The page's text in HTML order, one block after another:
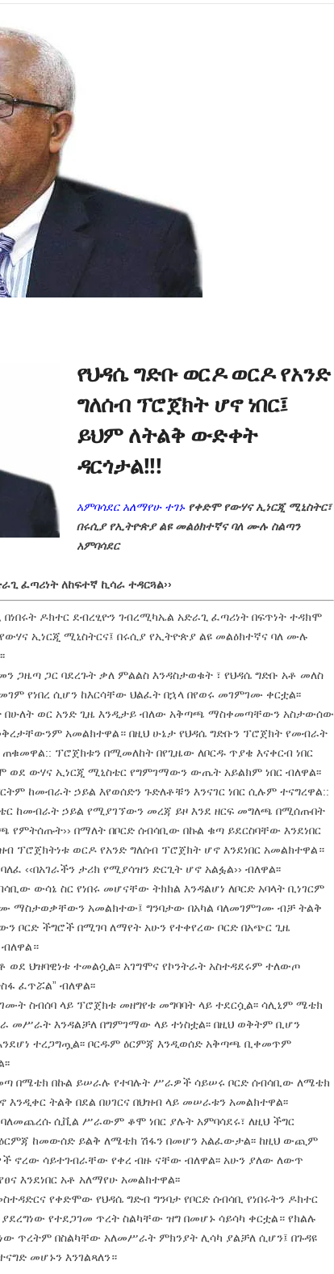
የህዳሴ ግድቡ ወርዶ ወርዶ የአንድ
ግለሰብ ፕሮጀክት ሆኖ ነበር፤
ይህም ለትልቅ ውድቀት
ዳርጎታል!!!
አምባሳደር አለማየሁ ተገኑ የቀድሞ የውሃና ኢነርጂ ሚኒስትር፣
በሩሲያ የኢትዮጵያ ልዩ መልዕክተኛና ባለ ሙሉ ስልጣን
አምባሳደር
ፈጣሪነት ለከፍተኛ ኪሳራ ተዳርጓል››
በነበሩት ዶክተር ደብረፂዮን ገብረሚካኤል አድራጊ ፈጣሪነት በፍጥነት ተዳክሞ
ኢነርጂ ሚኒስትርና፤ በሩሲያ የኢትዮጵያ ልዩ መልዕክተኛና ባለ ሙሉ
ጋዜጣ ጋር ባደረጉት ቃለ ምልልስ እንዳስታወቁት ፣ የህዳሴ ግድቡ አቶ መለስ
የነበረ ሲሆን ከእርሳቸው ህልፈት በኋላ በየወሩ መገምገሙ ቀርቷል፡፡
በሁለት ወር አንድ ጊዜ እንዲታይ ብለው አቅጣጫ ማስቀመጣቸውን አስታውሰው
አመልክተዋል። በዚህ ሁኔታ የህዳሴ ግድቡን ፕሮጀክት የመብራት
ፕሮጀክቱን በሚመለከት በየጊዜው ለቦርዱ ጥያቄ እናቀርብ ነበር
ወደ ውሃና ኢነርጂ ሚኒስቴር የግምገማውን ውጤት አይልክም ነበር ብለዋል፡፡
ከመብራት ኃይል እየወሰድን ጉድለቶቹን እንናገር ነበር ሲሉም ተናግረዋል::
ከመብራት ኃይል የሚያገኘውን መረጃ ይዞ እንደ ዘርፍ መግለጫ በሚሰጡበት
የምትሰጡት›› በማለት በቦርድ ሰብሳቢው በኩል ቁጣ ይደርስባቸው እንደነበር
ፕሮጀክትነቱ ወርዶ የአንድ ግለሰብ ፕሮጀክት ሆኖ እንደነበር አመልክተዋል።
‹‹በአገራችን ታሪክ የሚያሳዝን ድርጊት ሆኖ አልፏል›› ብለዋል፡፡
ውሳኔ ስር የነበሩ መሆናቸው ትክክል እንዳልሆነ ለቦርድ አባላት ቢነገርም
ማስታወቃቸውን አመልክተው፤ ግንባታው በአካል ባለመገምገሙ ብቻ ትልቅ
ቦርድ ችግሮች በሚገባ ለማየት አሁን የተቀየረው ቦርድ በአጭር ጊዜ
ወደ ህዝባዊነቱ ተመልሷል፡፡ አገግሞና የኮንትራት አስተዳደሩም ተለውጦ
ፈጥሯል” ብለዋል፡፡
ስብሰባ ላይ ፕሮጀክቱ መዘግየቱ መግባባት ላይ ተደርሷል፡፡ ሳሊኒም ሜቴክ
እንዳልቻለ በግምገማው ላይ ተነስቷል፡፡ በዚህ ወቅትም ቢሆን
ተረጋግጧል፡፡ ቦርዱም ዕርምጃ እንዲወሰድ አቅጣጫ ቢቀመጥም
በሜቴክ በኩል ይሠራሉ የተባሉት ሥራዎች ሳይሠሩ ቦርድ ሰብሳቢው ለሜቴክ
እንዲቀር ትልቅ በደል በሀገርና በህዝብ ላይ መሠራቱን አመልክተዋል፡፡
ሲቪል ሥራውም ቆሞ ነበር ያሉት አምባሳደሩ፣ ለዚህ ችግር
ከመውሰድ ይልቅ ለሜቴክ ሽፋን በመሆን አልፈውታል፡፡ ከዚህ ውጪም
ኖረው ሳይተገብራቸው የቀረ ብዙ ናቸው ብለዋል፡፡ አሁን ያለው ለውጥ
እንደነበር አቶ አለማየሁ አመልክተዋል፡፡
የቀድሞው የህዳሴ ግድብ ግንባታ የቦርድ ሰብሳቢ የነበሩትን ዶክተር
የተደጋገመ ጥረት ስልካቸው ዝግ በመሆኑ ሳይሳካ ቀርቷል። የክልሉ
ጥረትም በስልካቸው አለመሥራት ምክንያት ሊሳካ ያልቻለ ሲሆን፤ በጉዳዩ
መሆኑን እንገልጻለን።